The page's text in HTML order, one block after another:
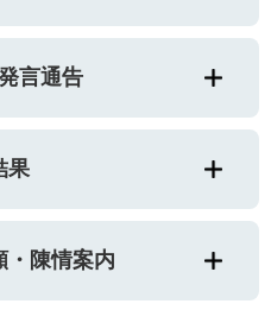
言通告
果
・陳情案内